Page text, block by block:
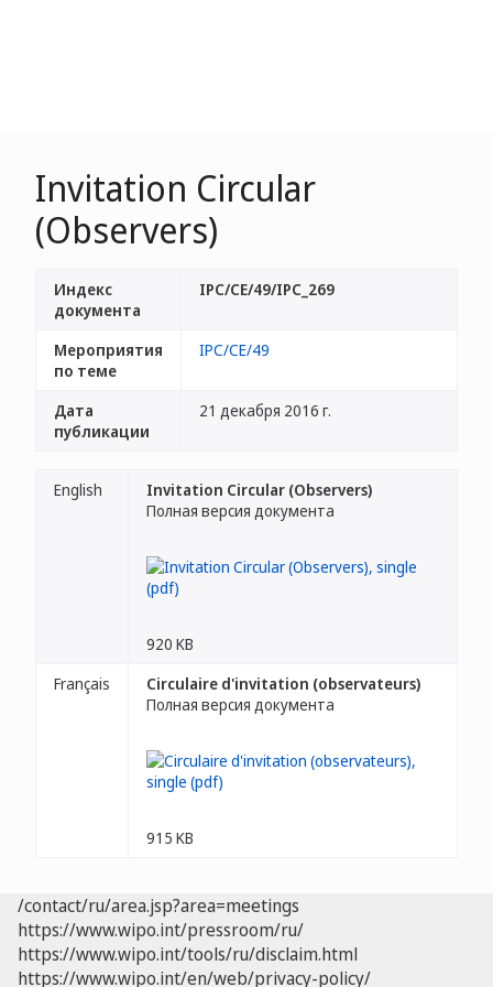
Invitation Circular
(Observers)
Индекс
документа
IPC/CE/49/IPC_269
Мероприятия
по теме
IPC/CE/49
Дата
публикации
21 декабря 2016 г.
English
Invitation Circular (Observers)
Полная версия документа
920 KB
Français
Circulaire d'invitation (observateurs)
Полная версия документа
915 KB
/contact/ru/area.jsp?area=meetings
https://www.wipo.int/pressroom/ru/
https://www.wipo.int/tools/ru/disclaim.html
https://www.wipo.int/en/web/privacy-policy/